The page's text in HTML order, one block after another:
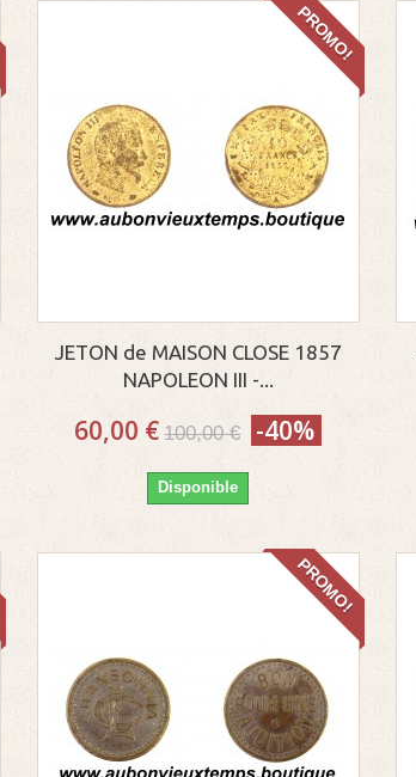
PROMO!
JETON de MAISON CLOSE 1857
NAPOLEON III -...
60,00 € 100,00 € -40%
Disponible
PROMO!